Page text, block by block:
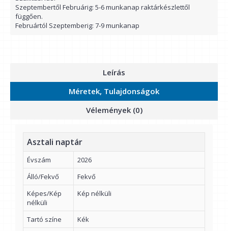
Szeptembertől Februárig: 5-6 munkanap raktárkészlettől
függően.
Februártól Szeptemberig: 7-9 munkanap
Leírás
Méretek, Tulajdonságok
Vélemények (0)
Asztali naptár
Évszám
2026
Álló/Fekvő
Fekvő
Képes/Kép
nélküli
Kép nélküli
Tartó színe
Kék